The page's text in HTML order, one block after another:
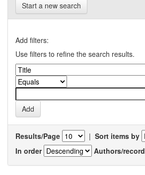
Start a new search
Add filters:
Use filters to refine the search results.
Results/Page | Sort items by
In order
Authors/record